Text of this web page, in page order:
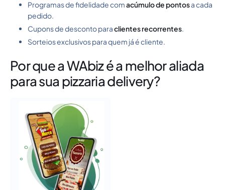
Programas de fidelidade comacúmulo de pontosa cada
pedido.
Cupons de desconto paraclientes recorrentes.
Sorteios exclusivos para quem já é cliente.
Por que a WAbiz é a melhor aliada
para sua pizzaria delivery?